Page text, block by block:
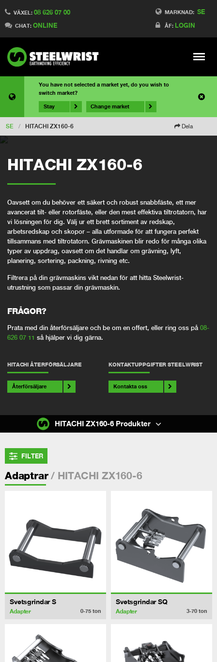
MARKNAD: SE
ÅF: LOGIN
VÄXEL: 08 626 07 00
CHAT: ONLINE
Meny
You have not selected a market yet, do you wish to
switch market?
Stay Change market
SE / HITACHI ZX160-6 Dela
HITACHI ZX160-6
Oavsett om du behöver ett säkert och robust snabbfäste, ett mer
avancerat tilt- eller rotorfäste, eller den mest effektiva tiltrotatorn, har
vi lösningen för dig. Välj ur ett brett sortiment av redskap,
arbetsredskap och skopor – alla utformade för att fungera perfekt
tillsammans med tiltrotatorn. Grävmaskinen blir redo för många olika
typer av uppdrag, oavsett om det handlar om grävning, lyft,
planering, sortering, packning, rivning etc.
Filtrera på din grävmaskins vikt nedan för att hitta Steelwrist-
utrustning som passar din grävmaskin.
FRÅGOR?
Prata med din återförsäljare och be om en offert, eller ring oss på 08-
626 07 11 så hjälper vi dig gärna.
HITACHI ÅTERFÖRSÄLJARE
Återförsäljare
KONTAKTUPPGIFTER STEELWRIST
Kontakta oss
FILTER
Adaptrar/ HITACHI ZX160-6
Svetsgrindar S
Adapter 0-75 ton
Svetsgrindar SQ
Adapter 3-70 ton
HITACHI ZX160-6 Produkter